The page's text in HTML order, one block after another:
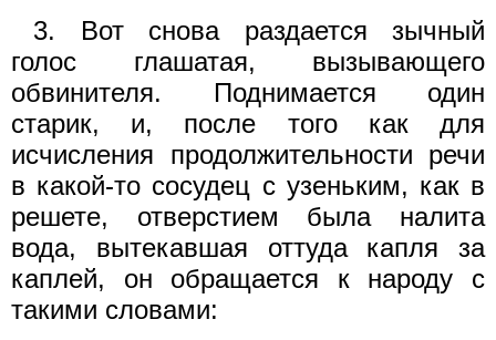
3. Вот снова раздается зычный
голос глашатая, вызывающего
обвинителя. Поднимается один
старик, и, после того как для
исчисления продолжительности речи
в какой-то сосудец с узеньким, как в
решете, отверстием была налита
вода, вытекавшая оттуда капля за
каплей, он обращается к народу с
такими словами: